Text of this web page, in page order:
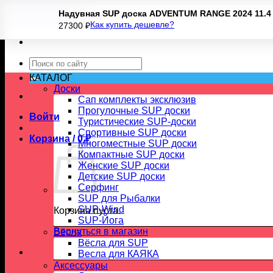
Искать:
Войти
Корзина /0₽
Корзина пуста.
Вернуться в магазин
КАТАЛОГ
Доски
Сап комплекты эксклюзив
Прогулочные SUP доски
Туристические SUP-доски
Спортивные SUP доски
Многоместные SUP доски
Компактные SUP доски
Женские SUP доски
Детские SUP доски
Серфинг
SUP для Рыбалки
SUP-Wind
SUP-Йога
Вёсла
Вёсла для SUP
Весла для КАЯКА
Аксессуары
Надувная SUP доска ADVENTUM RANGE 2024
27300 ₽Как купить дешевле?